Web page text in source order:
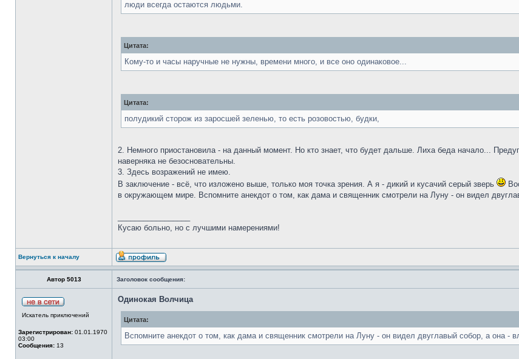
люди всегда остаются людьми.
Цитата:
Кому-то и часы наручные не нужны, времени много, и все оно одинаковое...
Цитата:
полудикий сторож из заросшей зеленью, то есть розовостью, будки,
2. Немного приостановила - на данный момент. Но кто знает, что будет дальше. Лиха беда начало...
наверняка не безосновательны.
3. Здесь возражений не имею.
В заключение - всё, что изложено выше, только моя точка зрения. А я - дикий и кусачий серый зверь
в окружающем мире. Вспомните анекдот о том, как дама и священник смотрели на Луну - он видел
Кусаю больно, но с лучшими намерениями!
Вернуться к началу
Автор 5013 Заголовок сообщения:
Искатель приключений
Зарегистрирован: 01.01.1970
03:00
Сообщения: 13
Одинокая Волчица
Цитата:
Вспомните анекдот о том, как дама и священник смотрели на Луну - он видел двуглавый собор, а она -